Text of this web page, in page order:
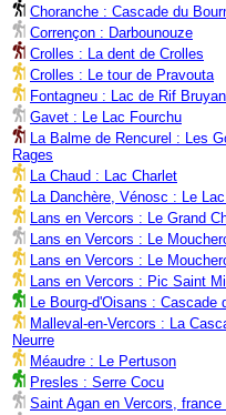
Choranche : Cascade du
Corrençon : Darbounouze
Crolles : La dent de Crolles
Crolles : Le tour de Pravouta
Fontagneu : Lac de Rif
Gavet : Le Lac Fourchu
La Balme de Rencurel : Les
Rages
La Chaud : Lac Charlet
La Danchère, Vénosc : Le
Lans en Vercors : Le Grand
Lans en Vercors : Le
Lans en Vercors : Le
Lans en Vercors : Pic Saint
Le Bourg-d'Oisans : Cascade
Malleval-en-Vercors : La
Neurre
Méaudre : Le Pertuson
Presles : Serre Cocu
Saint Agan en Vercors,